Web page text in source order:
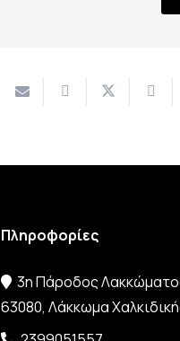
Πληροφορίες
3η Πάροδος
63080, Λάκκωμα